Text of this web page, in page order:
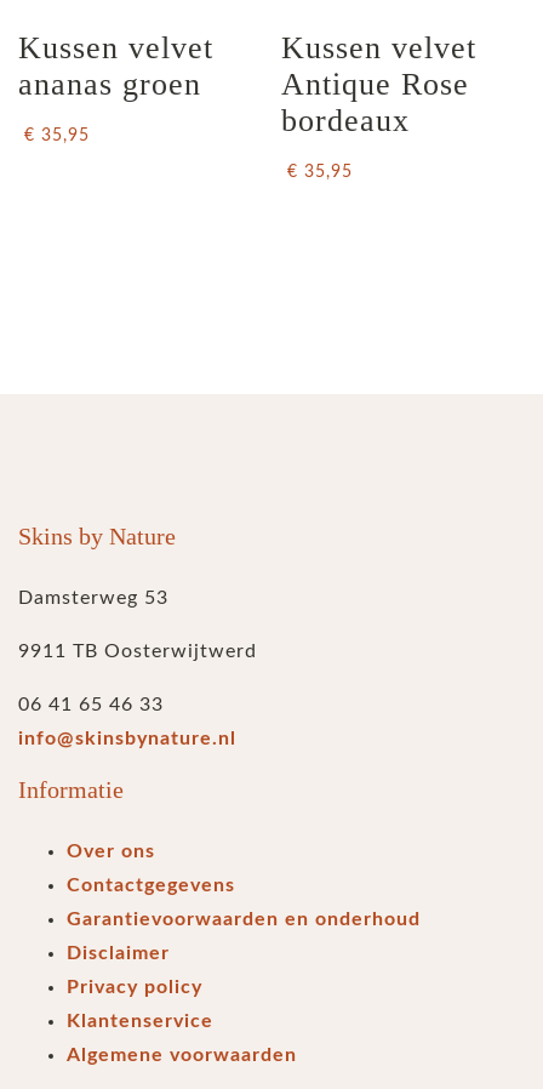
Kussen velvet
ananas groen
€ 35,95
Kussen velvet
Antique Rose
bordeaux
€ 35,95
Skins by Nature
Damsterweg 53
9911 TB Oosterwijtwerd
06 41 65 46 33
info@skinsbynature.nl
Informatie
Over ons
Contactgegevens
Garantievoorwaarden en onderhoud
Disclaimer
Privacy policy
Klantenservice
Algemene voorwaarden